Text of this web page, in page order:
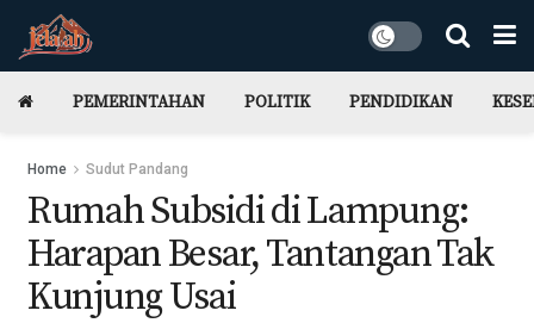
PEMERINTAHAN POLITIK PENDIDIKAN
Home Sudut Pandang
Rumah Subsidi di Lampung:
Harapan Besar, Tantangan Tak
Kunjung Usai